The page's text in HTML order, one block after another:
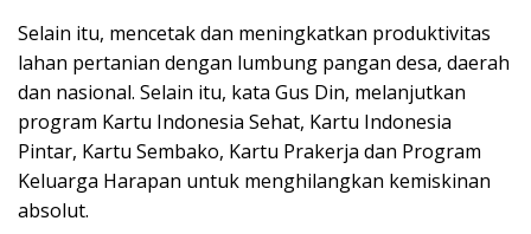
Selain itu, mencetak dan meningkatkan produktivitas
lahan pertanian dengan lumbung pangan desa, daerah
dan nasional. Selain itu, kata Gus Din, melanjutkan
program Kartu Indonesia Sehat, Kartu Indonesia
Pintar, Kartu Sembako, Kartu Prakerja dan Program
Keluarga Harapan untuk menghilangkan kemiskinan
absolut.